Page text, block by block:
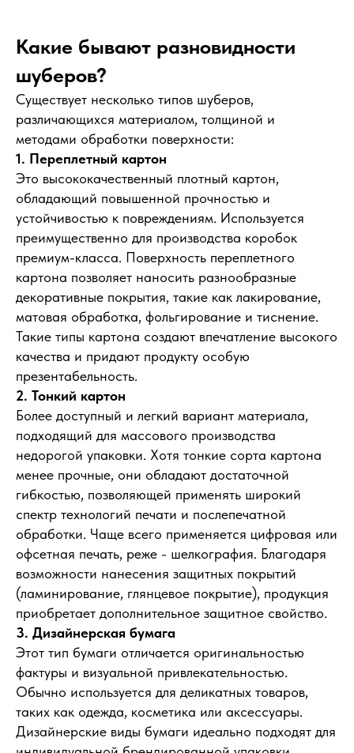
Какие бывают разновидности
шуберов?
Существует несколько типов шуберов,
различающихся материалом, толщиной и
методами обработки поверхности:
1. Переплетный картон
Это высококачественный плотный картон,
обладающий повышенной прочностью и
устойчивостью к повреждениям. Используется
преимущественно для производства коробок
премиум-класса. Поверхность переплетного
картона позволяет наносить разнообразные
декоративные покрытия, такие как лакирование,
матовая обработка, фольгирование и тиснение.
Такие типы картона создают впечатление высокого
качества и придают продукту особую
презентабельность.
2. Тонкий картон
Более доступный и легкий вариант материала,
подходящий для массового производства
недорогой упаковки. Хотя тонкие сорта картона
менее прочные, они обладают достаточной
гибкостью, позволяющей применять широкий
спектр технологий печати и послепечатной
обработки. Чаще всего применяется цифровая или
офсетная печать, реже - шелкография. Благодаря
возможности нанесения защитных покрытий
(ламинирование, глянцевое покрытие), продукция
приобретает дополнительное защитное свойство.
3. Дизайнерская бумага
Этот тип бумаги отличается оригинальностью
фактуры и визуальной привлекательностью.
Обычно используется для деликатных товаров,
таких как одежда, косметика или аксессуары.
Дизайнерские виды бумаги идеально подходят для